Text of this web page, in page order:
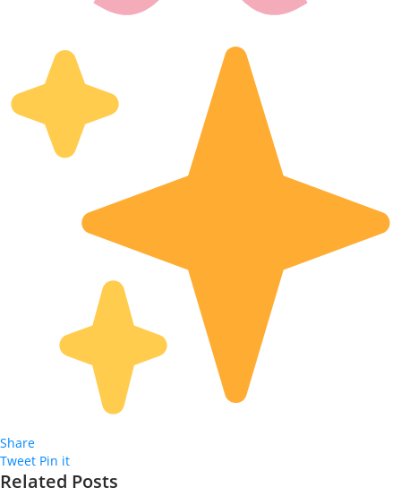
Share
Tweet Pin it
Related Posts